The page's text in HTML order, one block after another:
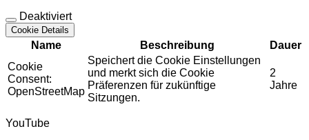
Deaktiviert
Cookie Details
Name Beschreibung
Dauer
Cookie
Consent:
OpenStreetMap
Speichert die Cookie Einstellungen
und merkt sich die Cookie
Präferenzen für zukünftige
Sitzungen.
2
Jahre
YouTube